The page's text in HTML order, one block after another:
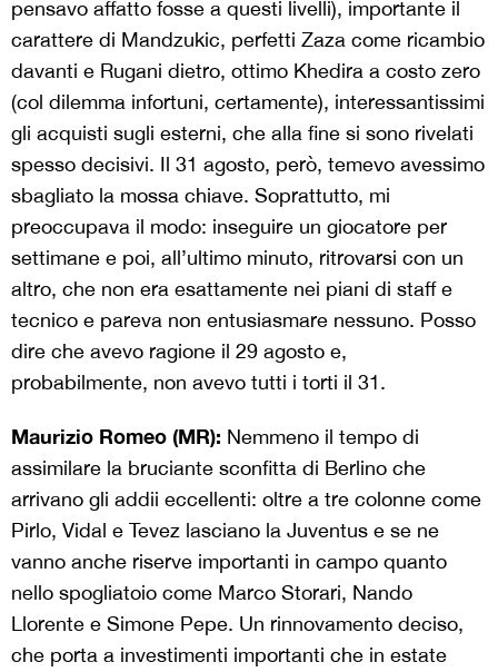
pensavo affatto fosse a questi livelli), importante il
carattere di Mandzukic, perfetti Zaza come ricambio
davanti e Rugani dietro, ottimo Khedira a costo zero
(col dilemma infortuni, certamente), interessantissimi
gli acquisti sugli esterni, che alla fine si sono rivelati
spesso decisivi. Il 31 agosto, però, temevo avessimo
sbagliato la mossa chiave. Soprattutto, mi
preoccupava il modo: inseguire un giocatore per
settimane e poi, all’ultimo minuto, ritrovarsi con un
altro, che non era esattamente nei piani di staff e
tecnico e pareva non entusiasmare nessuno. Posso
dire che avevo ragione il 29 agosto e,
probabilmente, non avevo tutti i torti il 31.
Maurizio Romeo (MR): Nemmeno il tempo di
assimilare la bruciante sconfitta di Berlino che
arrivano gli addii eccellenti: oltre a tre colonne come
Pirlo, Vidal e Tevez lasciano la Juventus e se ne
vanno anche riserve importanti in campo quanto
nello spogliatoio come Marco Storari, Nando
Llorente e Simone Pepe. Un rinnovamento deciso,
che porta a investimenti importanti che in estate